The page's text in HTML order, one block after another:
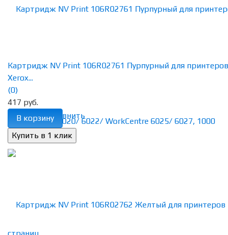
избранное сравнить
Картридж NV Print 106R02761 Пурпурный для принтеров
Xerox...
(0)
417 руб.
В корзину